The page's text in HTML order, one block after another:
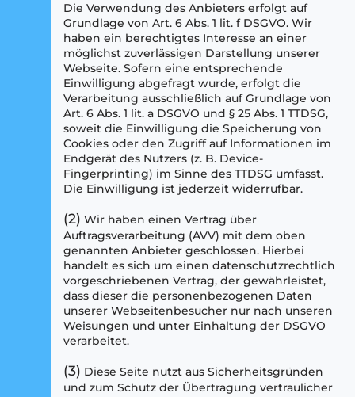
Die Verwendung des Anbieters erfolgt auf
Grundlage von Art. 6 Abs. 1 lit. f DSGVO. Wir
haben ein berechtigtes Interesse an einer
möglichst zuverlässigen Darstellung unserer
Webseite. Sofern eine entsprechende
Einwilligung abgefragt wurde, erfolgt die
Verarbeitung ausschließlich auf Grundlage von
Art. 6 Abs. 1 lit. a DSGVO und § 25 Abs. 1 TTDSG,
soweit die Einwilligung die Speicherung von
Cookies oder den Zugriff auf Informationen im
Endgerät des Nutzers (z. B. Device-
Fingerprinting) im Sinne des TTDSG umfasst.
Die Einwilligung ist jederzeit widerrufbar.
(2) Wir haben einen Vertrag über
Auftragsverarbeitung (AVV) mit dem oben
genannten Anbieter geschlossen. Hierbei
handelt es sich um einen datenschutzrechtlich
vorgeschriebenen Vertrag, der gewährleistet,
dass dieser die personenbezogenen Daten
unserer Webseitenbesucher nur nach unseren
Weisungen und unter Einhaltung der DSGVO
verarbeitet.
(3) Diese Seite nutzt aus Sicherheitsgründen
und zum Schutz der Übertragung vertraulicher